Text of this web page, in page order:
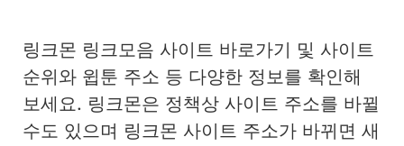
링크몬 링크모음 사이트 바로가기 및 사이트
순위와 윕툰 주소 등 다양한 정보를 확인해
보세요. 링크몬은 정책상 사이트 주소를 바뀔
수도 있으며 링크몬 사이트 주소가 바뀌면 새